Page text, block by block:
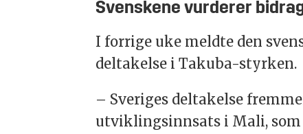
Svenskene vurderer
I forrige uke meldte den
deltakelse i Takuba-styrken.
– Sveriges deltakelse
utviklingsinnsats i Mali,